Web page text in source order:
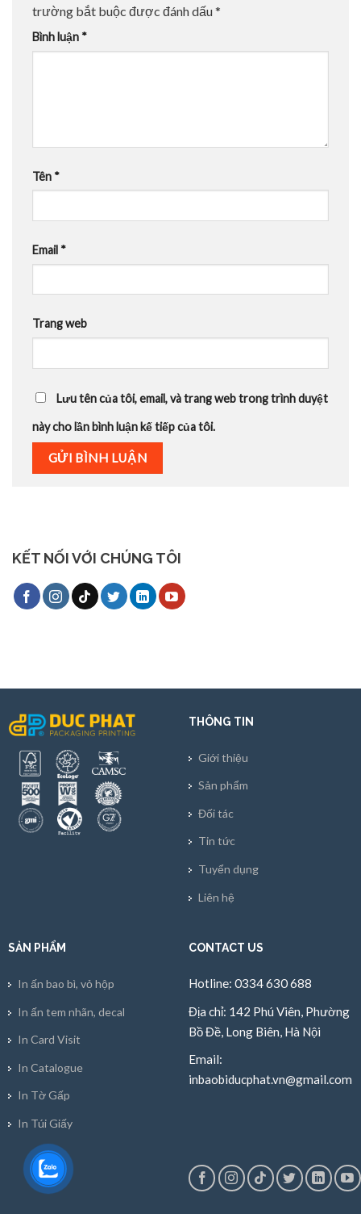
trường bắt buộc được đánh dấu*
Bình luận *
Tên *
Email *
Trang web
Lưu tên của tôi, email, và trang web trong trình duyệt
này cho lần bình luận kế tiếp của tôi.
KẾT NỐI VỚI CHÚNG TÔI
THÔNG TIN
Giới thiệu
Sản phẩm
Đối tác
Tin tức
Tuyển dụng
Liên hệ
SẢN PHẨM
In ấn bao bì, vỏ hộp
In ấn tem nhãn, decal
In Card Visit
In Catalogue
In Tờ Gấp
In Túi Giấy
CONTACT US
Hotline: 0334 630 688
Địa chỉ: 142 Phú Viên, Phường
Bồ Đề, Long Biên, Hà Nội
Email:
inbaobiducphat.vn@gmail.com